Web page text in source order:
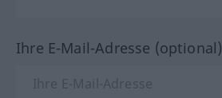
Ihre E-Mail-Adresse (optional)